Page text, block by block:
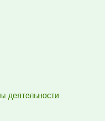
деятельности